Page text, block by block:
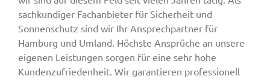
sachkundiger Fachanbieter für Sicherheit und
Sonnenschutz sind wir Ihr Ansprechpartner für
Hamburg und Umland. Höchste Ansprüche an unsere
eigenen Leistungen sorgen für eine sehr hohe
Kundenzufriedenheit. Wir garantieren professionell